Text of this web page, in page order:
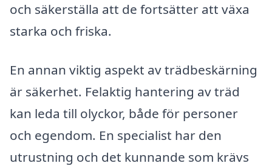
och säkerställa att de fortsätter att växa
starka och friska.
En annan viktig aspekt av trädbeskärning
är säkerhet. Felaktig hantering av träd
kan leda till olyckor, både för personer
och egendom. En specialist har den
utrustning och det kunnande som krävs